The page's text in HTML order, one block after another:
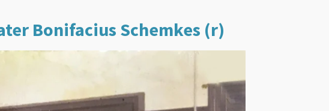
Bonifacius Schemkes (r)